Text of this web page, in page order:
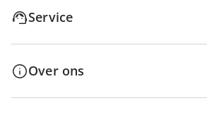
Service
Over ons